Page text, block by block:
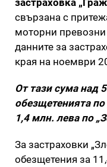
свързана с
моторни превозни
данните за
края на ноември
От тази сума над
обезщетенията по
1,4 млн. лева по
За застраховки
обезщетения за